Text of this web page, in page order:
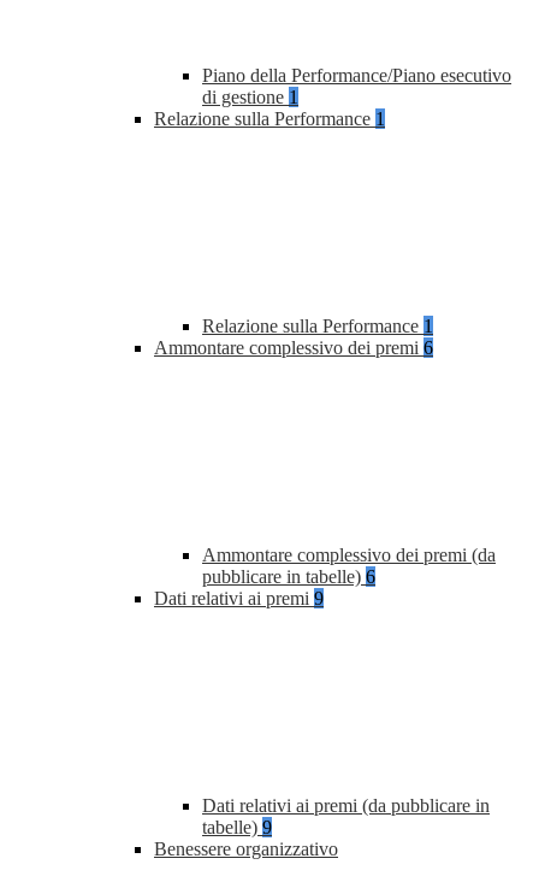
Piano della Performance/Piano esecutivo
di gestione 1
Relazione sulla Performance 1
Relazione sulla Performance 1
Ammontare complessivo dei premi 6
Ammontare complessivo dei premi (da
pubblicare in tabelle) 6
Dati relativi ai premi 9
Dati relativi ai premi (da pubblicare in
tabelle) 9
Benessere organizzativo